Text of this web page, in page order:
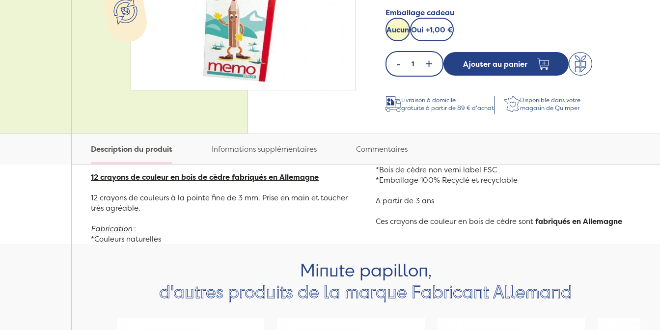
Emballage cadeau
AucunOui +1,00 €
- + Ajouter au panier
Livraison à domicile :
gratuite à partir de 89 € d'achat
Disponible dans votre
magasin de Quimper
Description du produit Informations supplémentaires Commentaires
12 crayons de couleur en bois de cèdre fabriqués en Allemagne
12 crayons de couleurs à la pointe fine de 3 mm. Prise en main et toucher
très agréable.
Fabrication :
*Couleurs naturelles
*Bois de cèdre non verni label FSC
*Emballage 100% Recyclé et recyclable
A partir de 3 ans
Ces crayons de couleur en bois de cèdre sontfabriqués en Allemagne
Minute papillon,
d'autres produits de la marque Fabricant Allemand